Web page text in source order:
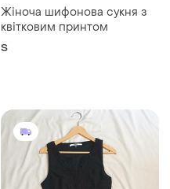
Жіноча шифонова сукня з
квітковим принтом
S